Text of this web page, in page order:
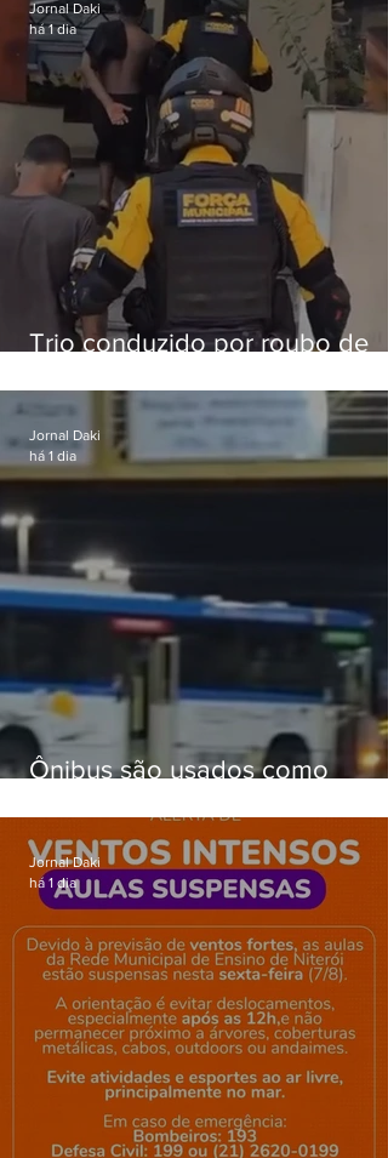
Trio conduzido por roubo de
passagens
Jornal Daki
há 1 dia
Ônibus são usados como
Gardênia Azul
Jornal Daki
há 1 dia
Jornal Daki
há 1 dia